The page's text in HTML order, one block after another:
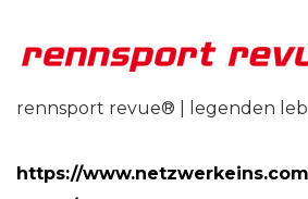
rennsport revue® | legenden
https://